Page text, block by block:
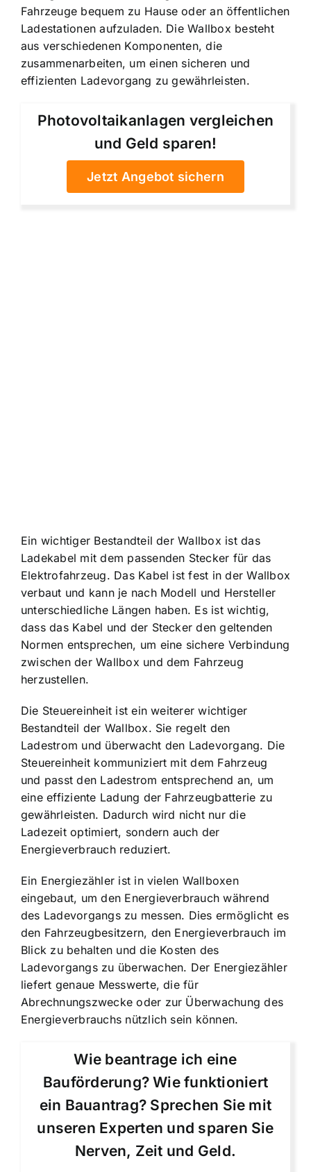
Fahrzeuge bequem zu Hause oder an öffentlichen
Ladestationen aufzuladen. Die Wallbox besteht
aus verschiedenen Komponenten, die
zusammenarbeiten, um einen sicheren und
effizienten Ladevorgang zu gewährleisten.
Photovoltaikanlagen vergleichen
und Geld sparen!
Jetzt Angebot sichern
Ein wichtiger Bestandteil der Wallbox ist das
Ladekabel mit dem passenden Stecker für das
Elektrofahrzeug. Das Kabel ist fest in der Wallbox
verbaut und kann je nach Modell und Hersteller
unterschiedliche Längen haben. Es ist wichtig,
dass das Kabel und der Stecker den geltenden
Normen entsprechen, um eine sichere Verbindung
zwischen der Wallbox und dem Fahrzeug
herzustellen.
Die Steuereinheit ist ein weiterer wichtiger
Bestandteil der Wallbox. Sie regelt den
Ladestrom und überwacht den Ladevorgang. Die
Steuereinheit kommuniziert mit dem Fahrzeug
und passt den Ladestrom entsprechend an, um
eine effiziente Ladung der Fahrzeugbatterie zu
gewährleisten. Dadurch wird nicht nur die
Ladezeit optimiert, sondern auch der
Energieverbrauch reduziert.
Ein Energiezähler ist in vielen Wallboxen
eingebaut, um den Energieverbrauch während
des Ladevorgangs zu messen. Dies ermöglicht es
den Fahrzeugbesitzern, den Energieverbrauch im
Blick zu behalten und die Kosten des
Ladevorgangs zu überwachen. Der Energiezähler
liefert genaue Messwerte, die für
Abrechnungszwecke oder zur Überwachung des
Energieverbrauchs nützlich sein können.
Wie beantrage ich eine
Bauförderung? Wie funktioniert
ein Bauantrag? Sprechen Sie mit
unseren Experten und sparen Sie
Nerven, Zeit und Geld.